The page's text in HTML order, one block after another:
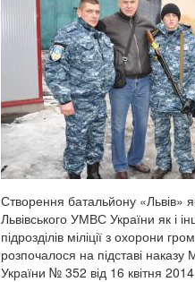
​Створення батальйону «Львів»
Львівського УМВС України як і
підрозділів міліції з охорони
розпочалося на підставі наказу
України № 352 від 16 квітня 2014